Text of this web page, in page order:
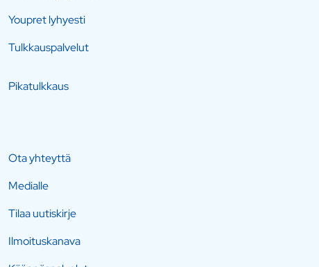
Youpret lyhyesti
Tulkkauspalvelut
Pikatulkkaus
Ota yhteyttä
Medialle
Tilaa uutiskirje
Ilmoituskanava